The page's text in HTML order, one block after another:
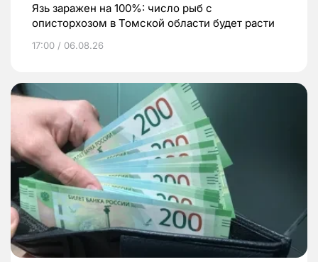
Язь заражен на 100%: число рыб с
описторхозом в Томской области будет расти
17:00 / 06.08.26